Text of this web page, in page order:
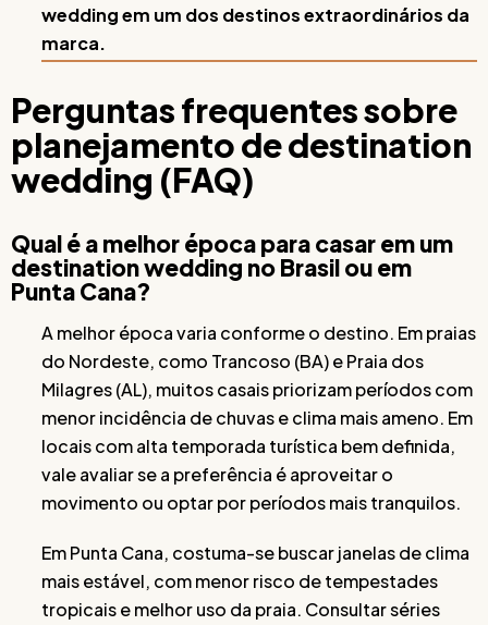
wedding em um dos destinos extraordinários da
marca.
Perguntas frequentes sobre
planejamento de destination
wedding (FAQ)
Qual é a melhor época para casar em um
destination wedding no Brasil ou em
Punta Cana?
A melhor época varia conforme o destino. Em praias
do Nordeste, como Trancoso (BA) e Praia dos
Milagres (AL), muitos casais priorizam períodos com
menor incidência de chuvas e clima mais ameno. Em
locais com alta temporada turística bem definida,
vale avaliar se a preferência é aproveitar o
movimento ou optar por períodos mais tranquilos.
Em Punta Cana, costuma-se buscar janelas de clima
mais estável, com menor risco de tempestades
tropicais e melhor uso da praia. Consultar séries